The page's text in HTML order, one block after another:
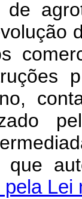
que
Lei